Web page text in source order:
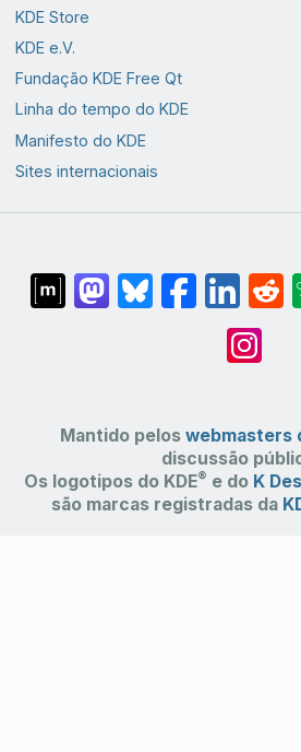
KDE Store
KDE e.V.
Fundação KDE Free Qt
Linha do tempo do KDE
Manifesto do KDE
Sites internacionais
Mantido pelos webmasters
discussão
Os logotipos do KDE® e do K
são marcas registradas da